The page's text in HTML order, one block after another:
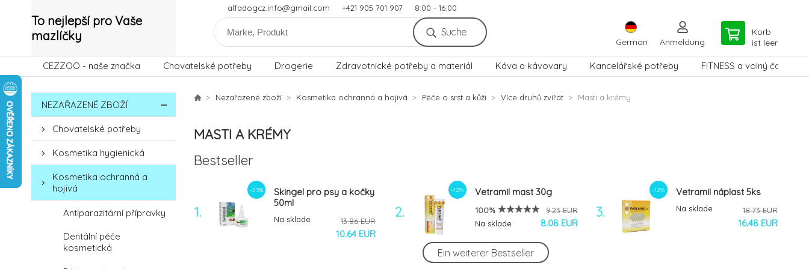
To nejlepší pro Vaše
mazlíčky
alfadogcz.info@gmail.com +421 905 701 907 8:00 - 16:00
Suche
German Anmeldung
Korb
ist leer
CEZZOO - naše značka Chovatelské potřeby Drogerie Zdravotnické potřeby a materiál Káva a kávovary Kancelářské potřeby FITNESS a volný čas
NEZAŘAZENÉ ZBOŽÍ
Chovatelské potřeby
Kosmetika hygienická
Kosmetika ochranná a
hojivá
Antiparazitární přípravky
Dentální péče
kosmetická
Nezařazené zboží Kosmetika ochranná a hojivá Péče o srst a kůži Více druhů zvířat Masti a krémy
MASTI A KRÉMY
Bestseller
1.
-23%
Skingel pro psy a kočky
50ml
Na sklade 13.86 EUR
10.64 EUR
2.
-12% Vetramil mast 30g
100%
Na sklade
9.23 EUR
8.08 EUR
3.
-12% Vetramil náplast 5ks
Na sklade 18.73 EUR
16.48 EUR
-13% Vetramil ung. 10 g
Ein weiterer Bestseller